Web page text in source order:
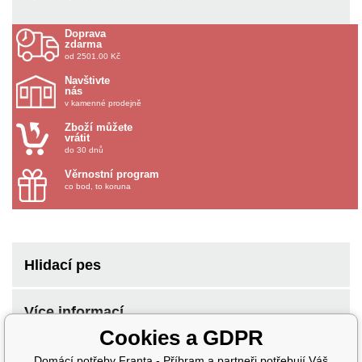
Doprava
zdarma
od 2501.00 Kč
Navštivte
nás
v kamenné prodejně
Zboží můžete
vrátit
do 30 dnů
Věrnostní program
co bod, to koruna
Hlidací pes
Více informací
Cookies a GDPR